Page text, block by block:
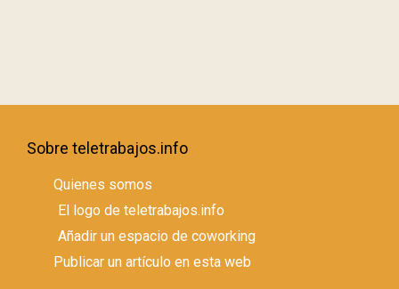
Sobre teletrabajos.info
Quienes somos
El logo de teletrabajos.info
Añadir un espacio de coworking
Publicar un artículo en esta web